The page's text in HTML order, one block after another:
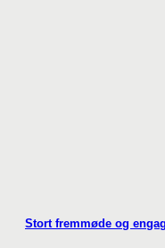
Stort fremmøde og